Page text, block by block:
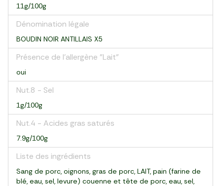
11g/100g
Dénomination légale
BOUDIN NOIR ANTILLAIS X5
Présence de l'allergène "Lait"
oui
Nut.8 - Sel
1g/100g
Nut.4 - Acides gras saturés
7.9g/100g
Liste des ingrédients
Sang de porc, oignons, gras de porc, LAIT, pain (farine de
blé, eau, sel, levure) couenne et tête de porc, eau, sel,